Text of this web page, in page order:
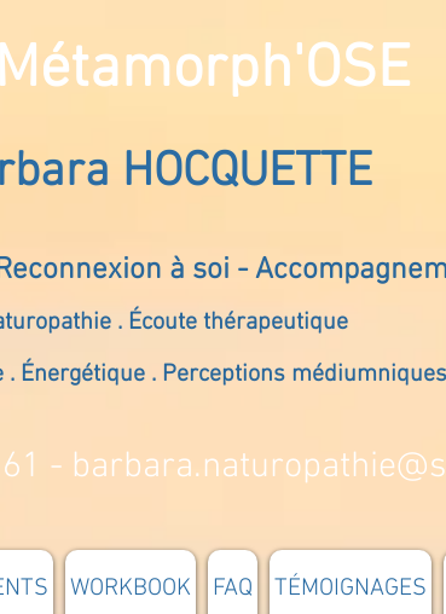
HOCQUETTE
à soi -
. Écoute thérapeutique
. Énergétique . Perceptions médiumniques
-
WORKBOOK FAQ TÉMOIGNAGES